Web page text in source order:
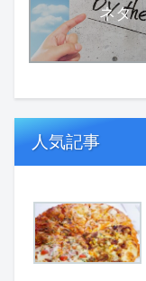
ネタ
人気記事